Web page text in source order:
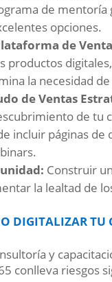
de
opciones.
de
productos
la necesidad
de Ventas
de tu
incluir páginas
Construir
la lealtad de
DIGITALIZAR
y
conlleva riesgos